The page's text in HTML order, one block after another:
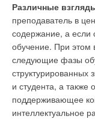
Различные
преподаватель в
содержание, а если
обучение. При этом
следующие фазы
структурированных
и студента, а
поддерживающее
интеллектуальное